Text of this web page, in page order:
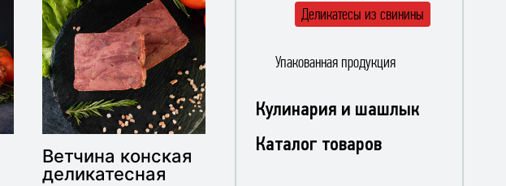
Ветчина конская
деликатесная
Деликатесы из свинины
Упакованная продукция
Кулинария и шашлык
Каталог товаров